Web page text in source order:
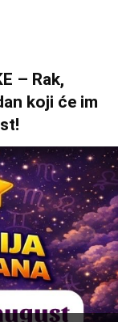
– Rak,
koji će im